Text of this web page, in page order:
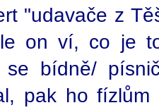
"udavače z
on ví, co je
bídně/
pak ho